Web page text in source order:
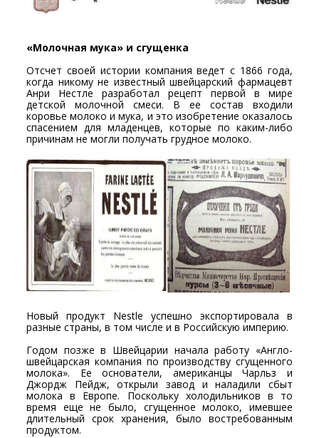
«Молочная мука» и сгущенка
Отсчет своей истории компания ведет с 1866 года,
когда никому не известный швейцарский фармацевт
Анри Нестле разработал рецепт первой в мире
детской молочной смеси. В ее состав входили
коровье молоко и мука, и это изобретение оказалось
спасением для младенцев, которые по каким-либо
причинам не могли получать грудное молоко.
Новый продукт Nestle успешно экспортировала в
разные страны, в том числе и в Российскую империю.
Годом позже в Швейцарии начала работу «Англо-
швейцарская компания по производству сгущенного
молока». Ее основатели, американцы Чарльз и
Джордж Пейдж, открыли завод и наладили сбыт
молока в Европе. Поскольку холодильников в то
время еще не было, сгущенное молоко, имевшее
длительный срок хранения, было востребованным
продуктом.